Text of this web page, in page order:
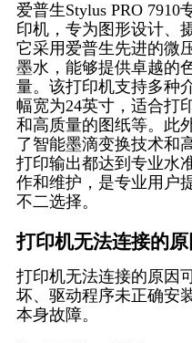
爱普生Stylus PRO
印机，专为图形设计、
它采用爱普生先进的微
墨水，能够提供卓越的
量。该打印机支持多种
幅宽为24英寸，适合打
和高质量的图纸等。此
了智能墨滴变换技术和
打印输出都达到专业水
作和维护，是专业用户
不二选择。
打印机无法连接的原
打印机无法连接的原因
坏、驱动程序未正确安
本身故障。